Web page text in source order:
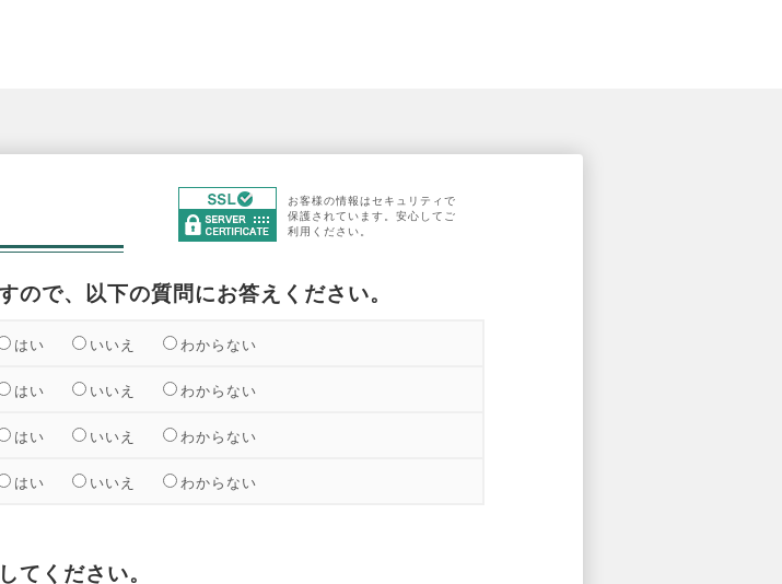
お客様の情報はセキュリティで
保護されています。安心してご
利用ください。
ので、以下の質問にお答えください。
はい いいえ わからない
はい いいえ わからない
はい いいえ わからない
はい いいえ わからない
てください。